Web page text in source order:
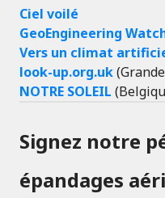
Ciel voilé
GeoEngineering
Vers un climat
look-up.org.uk
NOTRE SOLEIL
Signez notre
épandages